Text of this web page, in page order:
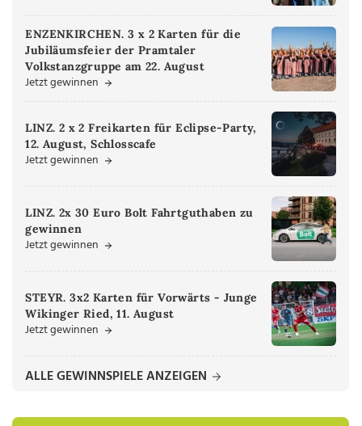
ENZENKIRCHEN. 3 x 2 Karten für die
Jubiläumsfeier der Pramtaler
Volkstanzgruppe am 22. August
Jetzt gewinnen
LINZ. 2 x 2 Freikarten für Eclipse-Party,
12. August, Schlosscafe
Jetzt gewinnen
LINZ. 2x 30 Euro Bolt Fahrtguthaben zu
gewinnen
Jetzt gewinnen
STEYR. 3x2 Karten für Vorwärts - Junge
Wikinger Ried, 11. August
Jetzt gewinnen
ALLE GEWINNSPIELE ANZEIGEN